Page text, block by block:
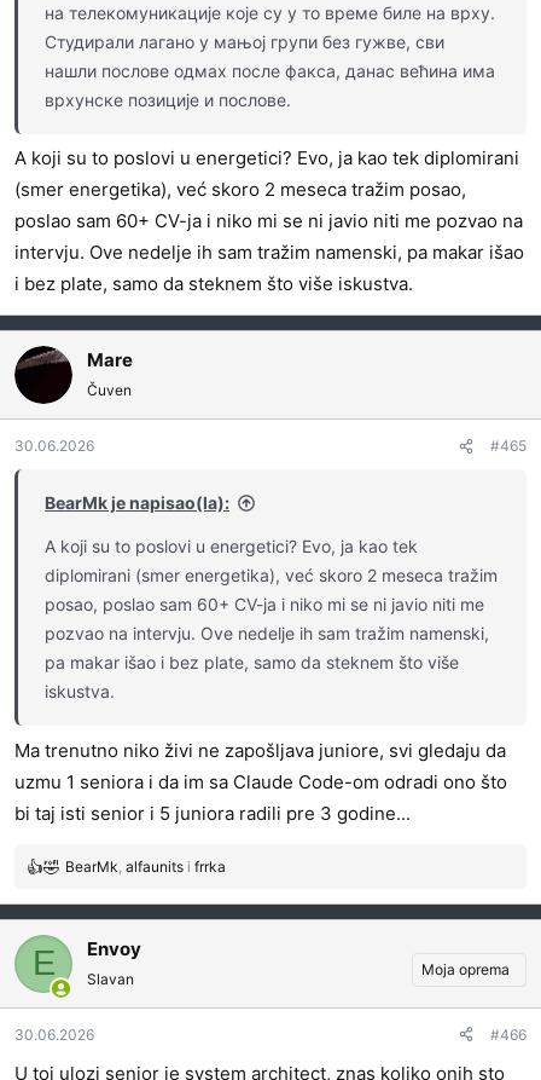
на телекомуникације које су у то време биле на врху.
Студирали лагано у мањој групи без гужве, сви
нашли послове одмах после факса, данас већина има
врхунске позиције и послове.
A koji su to poslovi u energetici? Evo, ja kao tek diplomirani
(smer energetika), već skoro 2 meseca tražim posao,
poslao sam 60+ CV-ja i niko mi se ni javio niti me pozvao na
intervju. Ove nedelje ih sam tražim namenski, pa makar išao
i bez plate, samo da steknem što više iskustva.
Mare
Čuven
30.06.2026 #465
BearMk je napisao(la):
A koji su to poslovi u energetici? Evo, ja kao tek
diplomirani (smer energetika), već skoro 2 meseca tražim
posao, poslao sam 60+ CV-ja i niko mi se ni javio niti me
pozvao na intervju. Ove nedelje ih sam tražim namenski,
pa makar išao i bez plate, samo da steknem što više
iskustva.
Ma trenutno niko živi ne zapošljava juniore, svi gledaju da
uzmu 1 seniora i da im sa Claude Code-om odradi ono što
bi taj isti senior i 5 juniora radili pre 3 godine...
R
a
g
v
a
n
BearMk alfaunits i frrka
E Envoy
Slavan
Moja oprema
30.06.2026 #466
U toj ulozi senior je system architect, znas koliko onih sto